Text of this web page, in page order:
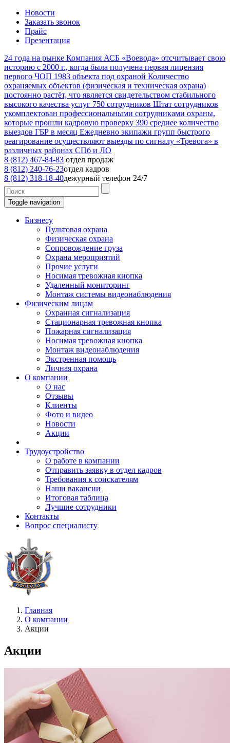
Новости
Заказать звонок
Прайс
Презентация
24 года на рынке Компания АСБ «Воевода» отсчитывает свою
историю с 2000 г., когда была получена первая лицензия
первого ЧОП 1983 объекта под охраной Количество
охраняемых объектов (физическая и техническая охрана)
постоянно растёт, что является свидетельством стабильного
высокого качества услуг 750 сотрудников Штат сотрудников
укомплектован профессиональными сотрудниками охраны,
которые прошли кадровую проверку 390 среднее количество
выездов ГБР в месяц Ежедневно экипажи групп быстрого
реагирование осуществляют выезды по сигналу «Тревога» в
различных районах СПб и ЛО
8 (812) 467-84-83 отдел продаж
8 (812) 240-76-23отдел кадров
8 (812) 318-18-40дежурный телефон 24/7
Toggle navigation
Бизнесу
Пультовая охрана
Физическая охрана
Сопровождение груза
Охрана мероприятий
Прочие услуги
Носимая тревожная кнопка
Удаленный мониторинг
Монтаж системы видеонаблюдения
Физическим лицам
Охранная сигнализация
Стационарная тревожная кнопка
Пожарная сигнализация
Носимая тревожная кнопка
Монтаж видеонаблюдения
Экстренная помощь
Личная охрана
О компании
О нас
Отзывы
Клиенты
Фото и видео
Новости
Акции
Трудоустройство
О работе в компании
Отправить заявку в отдел кадров
Требования к соискателям
Наши вакансии
Итоговая таблица
Лучшие сотрудники
Контакты
Вопрос специалисту
Главная
О компании
Акции
Акции